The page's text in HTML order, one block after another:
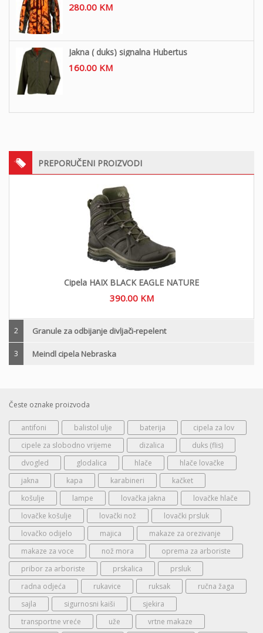
280.00 KM
Jakna ( duks) signalna Hubertus
160.00 KM
PREPORUČENI PROIZVODI
Cipela HAIX BLACK EAGLE NATURE
390.00 KM
2 Granule za odbijanje divljači-repelent
3 Meindl cipela Nebraska
Česte oznake proizvoda
antifoni balistol ulje baterija
cipela za lov
cipele za slobodno vrijeme
dizalica
duks (flis)
dvogled
glodalica hlače
hlače lovačke
jakna
kapa karabineri
kačket
košulje
lampe lovačka jakna
lovačke hlače
lovačke košulje
lovački nož
lovački prsluk
lovačko odijelo
majica
makaze za orezivanje
makaze za voce
nož mora
oprema za arboriste
pribor za arboriste
prskalica
prsluk
radna odjeća
rukavice ruksak
ručna žaga
sajla
sigurnosni kaiši
sjekira
transportne vreće
uže vrtne makaze